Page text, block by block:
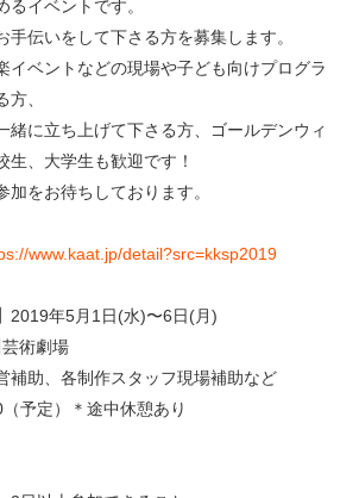
るイベントです。
手伝いをして下さる方を募集します。
イベントなどの現場や子ども向けプログラ
、
緒に立ち上げて下さる方、ゴールデンウィ
生、大学生も歓迎です！
をお待ちしております。
www.kaat.jp/detail?src=kksp2019
2019年5月1日(水)〜6日(月)
術劇場
補助、各制作スタッフ現場補助など
予定）＊途中休憩あり